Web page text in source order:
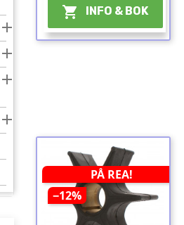




 INFO & BOK
PÅ REA!
−12%